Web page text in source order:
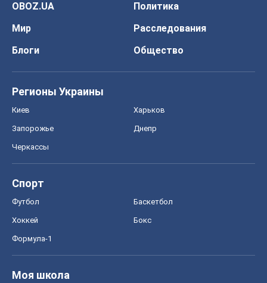
OBOZ.UA
Политика
Мир
Расследования
Блоги
Общество
Регионы Украины
Киев Харьков
Запорожье Днепр
Черкассы
Спорт
Футбол Баскетбол
Хоккей Бокс
Формула-1
Моя школа